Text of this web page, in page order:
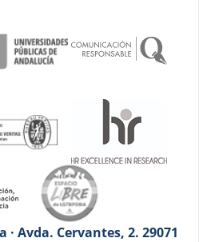
Avda. Cervantes, 2. 29071